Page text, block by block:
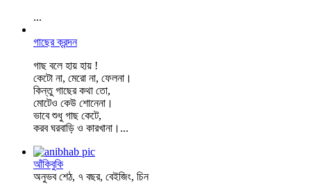
...
গাছের ক্রন্দন
গাছ বলে হায় হায় !
কেটো না, মেরো না, ফেলনা।
কিন্তু গাছের কথা তো,
মোটেও কেউ শোনেনা।
ভাবে শুধু গাছ কেটে,
করব ঘরবাড়ি ও কারখানা। ...
আঁকিবুকি
অনুভব শেঠ, ৭ বছর, বেইজিং, চিন